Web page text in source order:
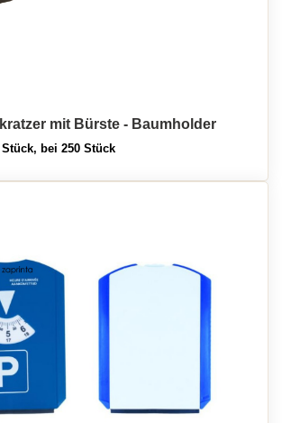
mit Bürste - Baumholder
Stück, bei 250 Stück